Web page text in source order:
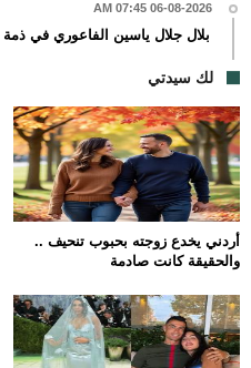
06-08-2026 07:45 AM
بلال جلال ياسين الفاعوري في ذمة
لك سيدتي
أردني يخدع زوجته بحبوب تنحيف ..
والحقيقة كانت صادمة